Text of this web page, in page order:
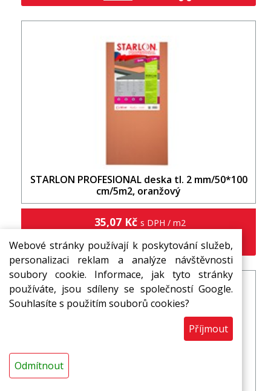
Webové stránky používají k poskytování služeb,
personalizaci reklam a analýze návštěvnosti
soubory cookie. Informace, jak tyto stránky
používáte, jsou sdíleny se společností Google.
Souhlasíte s použitím souborů cookies?
Příjmout
Odmítnout
STARLON PROFESIONAL deska tl. 2 mm/50*100
cm/5m2, oranžový
35,07 Kč s DPH / m2
m2